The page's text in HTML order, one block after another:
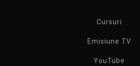
Cursuri
Emisiune TV
YouTube